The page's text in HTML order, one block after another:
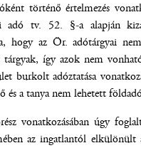
történő értelmezés
tv. 52. §-a alapján
hogy az Ör. adótárgyai
tárgyak, így azok nem
burkolt adóztatása
és a tanya nem lehetett
vonatkozásában úgy
az ingatlantól elkülönült